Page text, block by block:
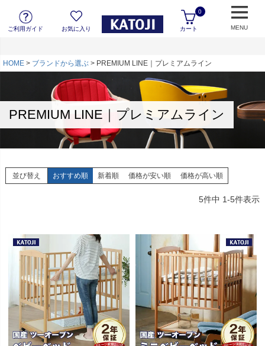
ご利用ガイド お気に入り カート
0
MENU
HOME ブランドから選ぶ PREMIUM LINE｜プレミアムライン
PREMIUM LINE｜プレミアムライン
並び替え おすすめ順 新着順 価格が安い順 価格が高い順
5件中 1-5件表示